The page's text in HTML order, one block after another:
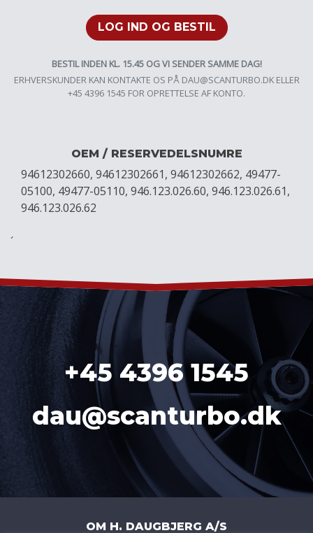
LOG IND OG BESTIL
BESTIL INDEN KL. 15.45 OG VI SENDER SAMME DAG!
ERHVERSKUNDER KAN KONTAKTE OS PÅ DAU@SCANTURBO.DKELLER
+45 4396 1545 FOR OPRETTELSE AF KONTO.
OEM / RESERVEDELSNUMRE
94612302660, 94612302661, 94612302662, 49477-
05100, 49477-05110, 946.123.026.60, 946.123.026.61,
946.123.026.62
´
+45 4396 1545
dau@scanturbo.dk
OM H. DAUGBJERG A/S